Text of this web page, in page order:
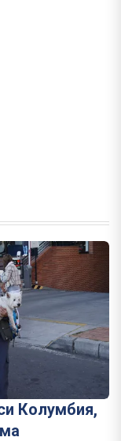
Колумбия,